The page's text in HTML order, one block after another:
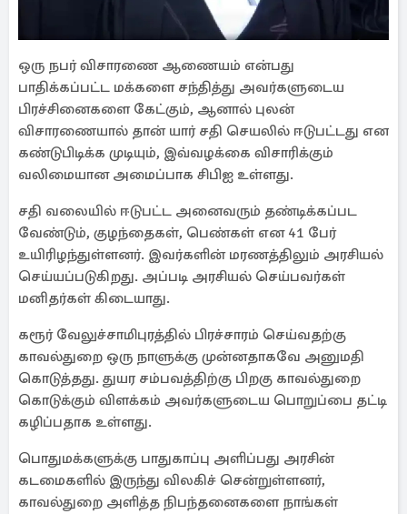
ஒரு நபர் விசாரணை ஆணையம் என்பது
பாதிக்கப்பட்ட மக்களை சந்தித்து அவர்களுடைய
பிரச்சினைகளை கேட்கும், ஆனால் புலன்
விசாரணையால் தான் யார் சதி செயலில் ஈடுபட்டது என
கண்டுபிடிக்க முடியும், இவ்வழக்கை விசாரிக்கும்
வலிமையான அமைப்பாக சிபிஐ உள்ளது.
சதி வலையில் ஈடுபட்ட அனைவரும் தண்டிக்கப்பட
வேண்டும், குழந்தைகள், பெண்கள் என 41 பேர்
உயிரிழந்துள்ளனர். இவர்களின் மரணத்திலும் அரசியல்
செய்யப்படுகிறது. அப்படி அரசியல் செய்பவர்கள்
மனிதர்கள் கிடையாது.
கரூர் வேலுச்சாமிபுரத்தில் பிரச்சாரம் செய்வதற்கு
காவல்துறை ஒரு நாளுக்கு முன்னதாகவே அனுமதி
கொடுத்தது. துயர சம்பவத்திற்கு பிறகு காவல்துறை
கொடுக்கும் விளக்கம் அவர்களுடைய பொறுப்பை தட்டி
கழிப்பதாக உள்ளது.
பொதுமக்களுக்கு பாதுகாப்பு அளிப்பது அரசின்
கடமைகளில் இருந்து விலகிச் சென்றுள்ளனர்,
காவல்துறை அளித்த நிபந்தனைகளை நாங்கள்